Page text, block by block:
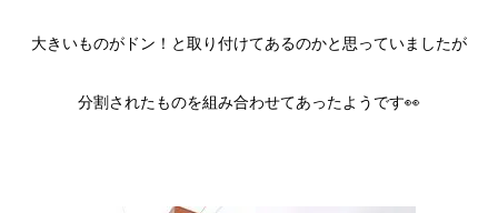
大きいものがドン！と取り付けてあるのかと思っていましたが
分割されたものを組み合わせてあったようです👀